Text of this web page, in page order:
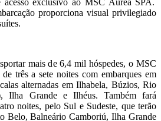
acesso exclusivo ao MSC Aurea SPA.
proporciona visual privilegiado
mais de 6,4 mil hóspedes, o MSC
três a sete noites com embarques em
alternadas em Ilhabela, Búzios, Rio
Ilha Grande e Ilhéus. Também fará
noites, pelo Sul e Sudeste, que terão
Belo, Balneário Camboriú, Ilha Grande